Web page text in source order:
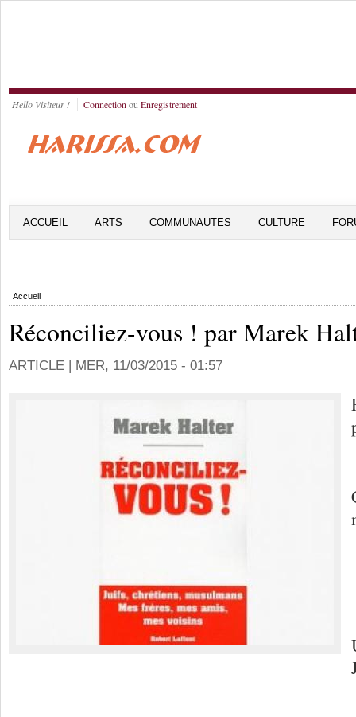
Hello Visiteur ! Connection ou Enregistrement
ACCUEIL ARTS COMMUNAUTES CULTURE
Accueil
Réconciliez-vous ! par Marek
ARTICLE | MER, 11/03/2015 - 01:57